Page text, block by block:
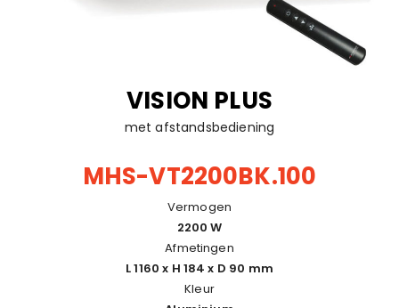
VISION PLUS
met afstandsbediening
MHS-VT2200BK.100
Vermogen
2200 W
Afmetingen
L 1160 x H 184 x D 90 mm
Kleur